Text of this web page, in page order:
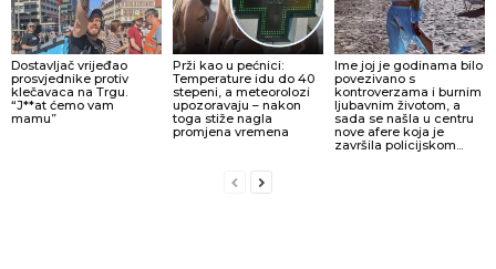
Dostavljač vrijeđao
prosvjednike protiv
klečavaca na Trgu.
“J**at ćemo vam
mamu”
Prži kao u pećnici:
Temperature idu do 40
stepeni, a meteorolozi
upozoravaju – nakon
toga stiže nagla
promjena vremena
Ime joj je godinama bilo
povezivano s
kontroverzama i burnim
ljubavnim životom, a
sada se našla u centru
nove afere koja je
završila policijskom...